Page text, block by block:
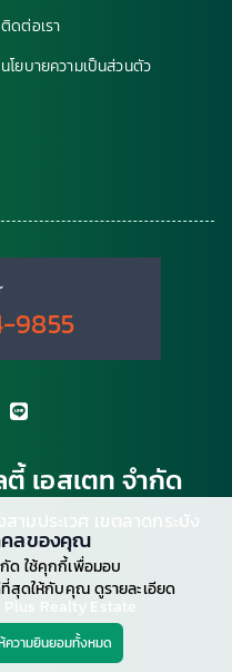
ติดต่อเรา
นโยบายความเป็นส่วนตัว
9855
เอสเตท จำกัด
ามประเวศ เขตลาดกระบัง
Realty Estate
ลของคุณ
ด ใช้คุกกี้เพื่อมอบ
สุดให้กับคุณ ดูรายละเอียด
ความยินยอมทั้งหมด